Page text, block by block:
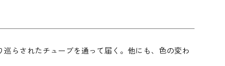
らされたチューブを通って届く。他にも、色の変わ